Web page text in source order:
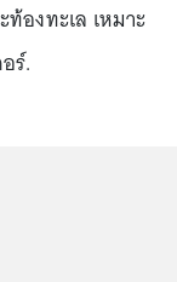
องทะเล เหมาะ
ร์.